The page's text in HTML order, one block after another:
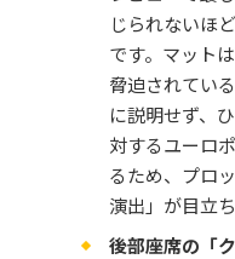
じられないほ
です。マット
脅迫されてい
に説明せず、
対するユーロ
るため、プロ
演出」が目立ち
後部座席の「